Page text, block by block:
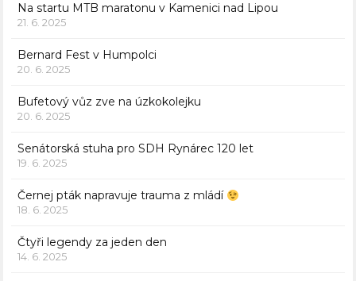
Na startu MTB maratonu v Kamenici nad Lipou
21. 6. 2025
Bernard Fest v Humpolci
20. 6. 2025
Bufetový vůz zve na úzkokolejku
20. 6. 2025
Senátorská stuha pro SDH Rynárec 120 let
19. 6. 2025
Černej pták napravuje trauma z mládí
18. 6. 2025
Čtyři legendy za jeden den
14. 6. 2025